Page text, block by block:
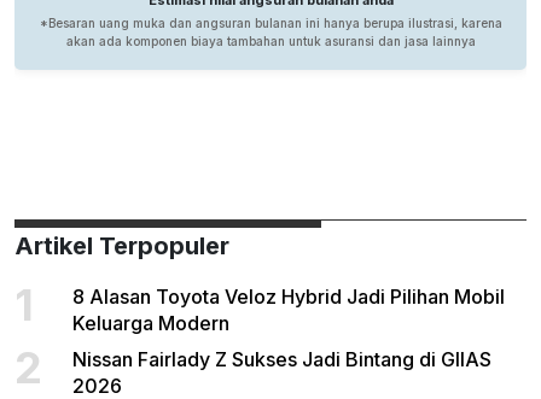
Artikel Terpopuler
1
8 Alasan Toyota Veloz Hybrid Jadi Pilihan Mobil
Keluarga Modern
2
Nissan Fairlady Z Sukses Jadi Bintang di GIIAS
2026